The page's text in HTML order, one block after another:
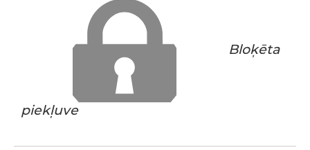
Bloķēta
piekļuve